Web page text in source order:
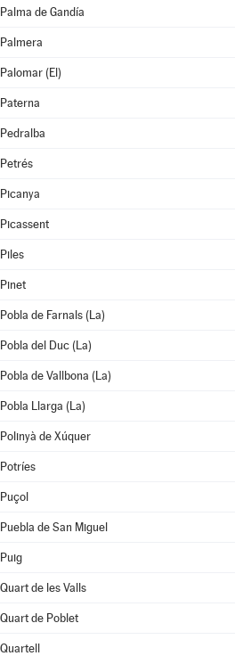
Palma de Gandía
Palmera
Palomar (El)
Paterna
Pedralba
Petrés
Picanya
Picassent
Piles
Pinet
Pobla de Farnals (La)
Pobla del Duc (La)
Pobla de Vallbona (La)
Pobla Llarga (La)
Polinyà de Xúquer
Potríes
Puçol
Puebla de San Miguel
Puig
Quart de les Valls
Quart de Poblet
Quartell